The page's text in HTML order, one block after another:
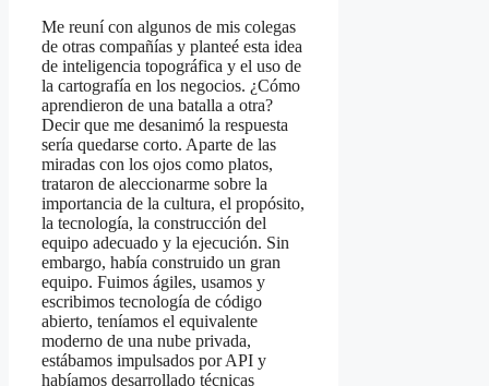
Me reuní con algunos de mis colegas
de otras compañías y planteé esta idea
de inteligencia topográfica y el uso de
la cartografía en los negocios. ¿Cómo
aprendieron de una batalla a otra?
Decir que me desanimó la respuesta
sería quedarse corto. Aparte de las
miradas con los ojos como platos,
trataron de aleccionarme sobre la
importancia de la cultura, el propósito,
la tecnología, la construcción del
equipo adecuado y la ejecución. Sin
embargo, había construido un gran
equipo. Fuimos ágiles, usamos y
escribimos tecnología de código
abierto, teníamos el equivalente
moderno de una nube privada,
estábamos impulsados por API y
habíamos desarrollado técnicas